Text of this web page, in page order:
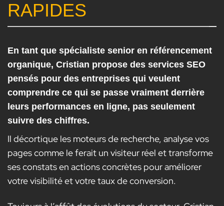
RAPIDES
En tant que spécialiste senior en référencement
organique, Cristian propose des services SEO
pensés pour des entreprises qui veulent
comprendre ce qui se passe vraiment derrière
leurs performances en ligne, pas seulement
suivre des chiffres.
Il décortique les moteurs de recherche, analyse vos
pages comme le ferait un visiteur réel et transforme
ses constats en actions concrètes pour améliorer
votre visibilité et votre taux de conversion.